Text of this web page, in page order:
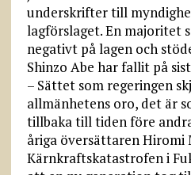
underskrifter till
lagförslaget. En majoritet
negativt på lagen och
Shinzo Abe har fallit på
– Sättet som regeringen
allmänhetens oro, det är
tillbaka till tiden före
åriga översättaren Hiromi
Kärnkraftskatastrofen i